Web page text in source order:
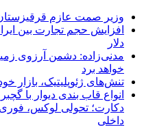
وزیر صمت عازم
دلار
مدنی‌زاده: دشمن آرزوی
خواهد برد
تنش‌های ژئوپلیتیک، بازار
انواع قاب بندی دیوار با
دکارت؛ تحولی لوکس،
داخلی